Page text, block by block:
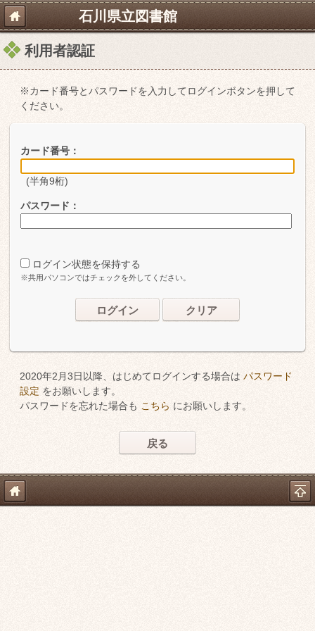
石川県立図書館
利用者認証
※カード番号とパスワードを入力してログインボタンを押して
ください。
カード番号：
(半角9桁)
パスワード：
ログイン状態を保持する
※共用パソコンではチェックを外してください。
ログイン クリア
2020年2月3日以降、はじめてログインする場合は パスワード
設定 をお願いします。
パスワードを忘れた場合も こちら にお願いします。
戻る